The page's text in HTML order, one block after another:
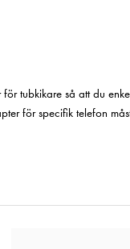
tubkikare så att du
för specifik telefon